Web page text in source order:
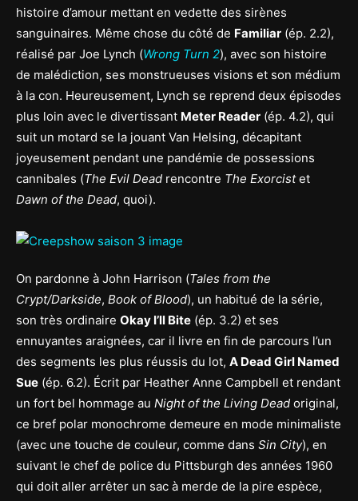
histoire d’amour mettant en vedette des sirènes
sanguinaires. Même chose du côté de Familiar (ép. 2.2),
réalisé par Joe Lynch (Wrong Turn 2), avec son histoire
de malédiction, ses monstrueuses visions et son médium
à la con. Heureusement, Lynch se reprend deux épisodes
plus loin avec le divertissant Meter Reader (ép. 4.2), qui
suit un motard se la jouant Van Helsing, décapitant
joyeusement pendant une pandémie de possessions
cannibales (The Evil Dead rencontre The Exorcistet
Dawn of the Dead, quoi).
On pardonne à John Harrison (Tales from the
Crypt/Darkside, Book of Blood), un habitué de la série,
son très ordinaire Okay I’ll Bite (ép. 3.2) et ses
ennuyantes araignées, car il livre en fin de parcours l’un
des segments les plus réussis du lot, A Dead Girl Named
Sue (ép. 6.2). Écrit par Heather Anne Campbell et rendant
un fort bel hommage au Night of the Living Dead original,
ce bref polar monochrome demeure en mode minimaliste
(avec une touche de couleur, comme dans Sin City), en
suivant le chef de police du Pittsburgh des années 1960
qui doit aller arrêter un sac à merde de la pire espèce,